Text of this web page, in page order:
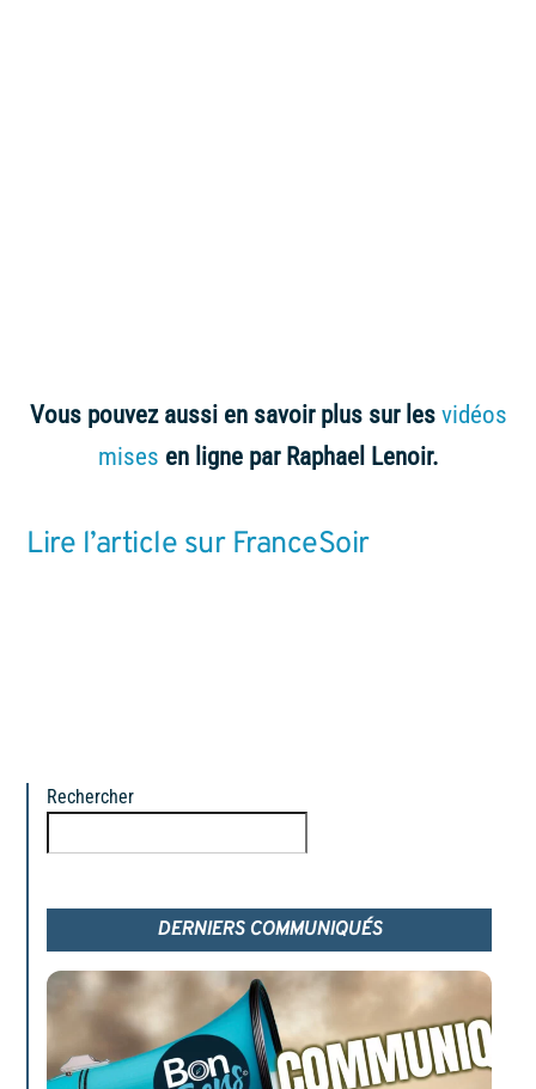
Vous pouvez aussi en savoir plus sur les vidéos
mises en ligne par Raphael Lenoir.
Lire l’article sur FranceSoir
Rechercher
DERNIERS COMMUNIQUÉS